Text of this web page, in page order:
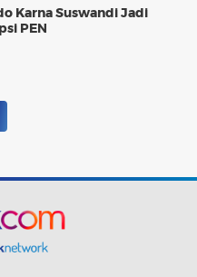
Karna Suswandi Jadi
PEN